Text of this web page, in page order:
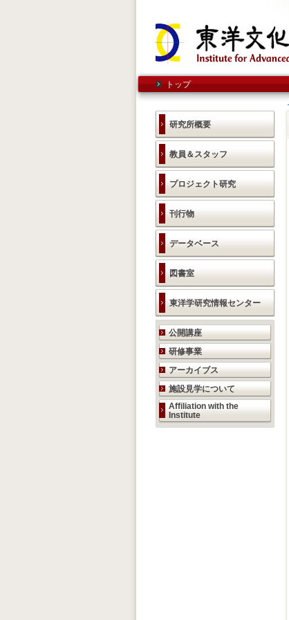
トップ
研究所概要
教員＆スタッフ
プロジェクト研究
刊行物
データベース
図書室
東洋学研究情報センター
研究活動のご案内
公開講座
研修事業
アーカイブス
施設見学について
Affiliation with the
Institute